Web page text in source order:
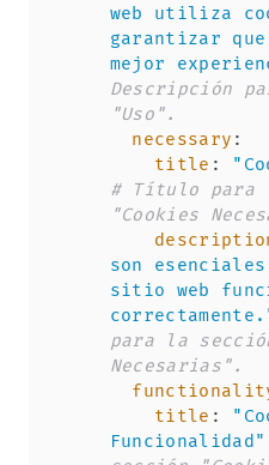
web utiliza
garantizar
mejor
Descripción
"Uso".
necessary :
title :
# Título para
"Cookies
son
sitio web
para la
Necesarias".
title :
Funcionalidad"